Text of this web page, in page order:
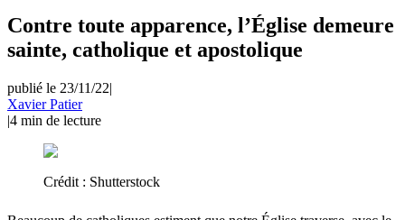
Contre toute apparence, l’Église demeure
sainte, catholique et apostolique
publié le 23/11/22|
Xavier Patier
|4 min de lecture
Crédit : Shutterstock